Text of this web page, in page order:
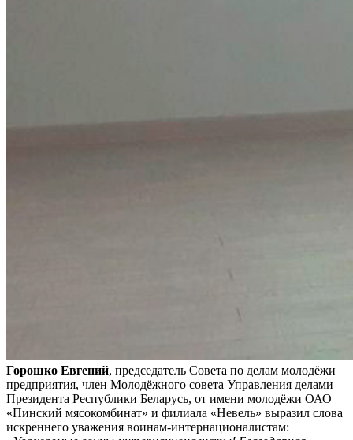
Горошко Евгений, председатель Совета по делам молодёжи
предприятия, член Молодёжного совета Управления делами
Президента Республики Беларусь, от имени молодёжи ОАО
«Пинский мясокомбинат» и филиала «Невель» выразил слова
искреннего уважения воинам-интернационалистам: